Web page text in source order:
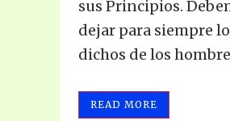
sus Principios.
dejar para siempre
dichos de los
READ MORE